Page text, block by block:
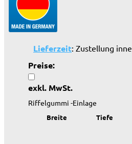
Lieferzeit: Zustellung
Preise:
exkl. MwSt.
Riffelgummi -Einlage
Breite Tiefe